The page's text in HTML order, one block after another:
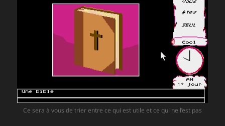
Ce sera à vous de trier entre ce qui est utile et ce qui ne l’est pas